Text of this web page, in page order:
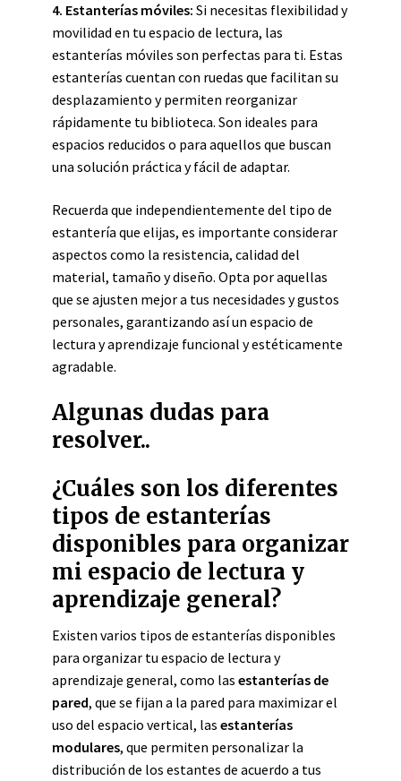
4. Estanterías móviles: Si necesitas flexibilidad y
movilidad en tu espacio de lectura, las
estanterías móviles son perfectas para ti. Estas
estanterías cuentan con ruedas que facilitan su
desplazamiento y permiten reorganizar
rápidamente tu biblioteca. Son ideales para
espacios reducidos o para aquellos que buscan
una solución práctica y fácil de adaptar.
Recuerda que independientemente del tipo de
estantería que elijas, es importante considerar
aspectos como la resistencia, calidad del
material, tamaño y diseño. Opta por aquellas
que se ajusten mejor a tus necesidades y gustos
personales, garantizando así un espacio de
lectura y aprendizaje funcional y estéticamente
agradable.
Algunas dudas para
resolver..
¿Cuáles son los diferentes
tipos de estanterías
disponibles para organizar
mi espacio de lectura y
aprendizaje general?
Existen varios tipos de estanterías disponibles
para organizar tu espacio de lectura y
aprendizaje general, como las estanterías de
pared, que se fijan a la pared para maximizar el
uso del espacio vertical, las estanterías
modulares, que permiten personalizar la
distribución de los estantes de acuerdo a tus